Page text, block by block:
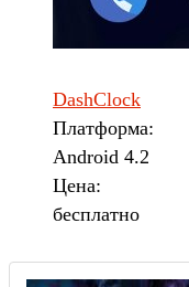
DashClock
Платформа:
Android 4.2
Цена:
бесплатно